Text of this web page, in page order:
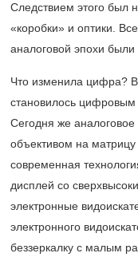
Следствием этого был
«коробки» и оптики.
аналоговой эпохи были
Что изменила цифра?
становилось цифровым
Сегодня же
объективом на
современная
дисплей со
электронные
электронного
беззеркалку с малым